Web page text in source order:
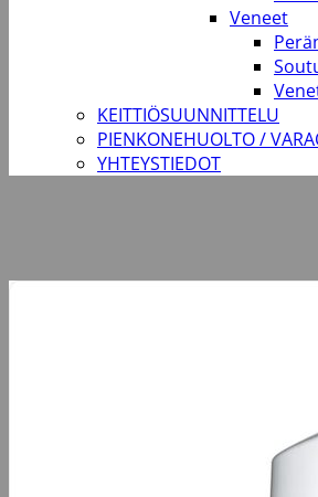
Veneet
KEITTIÖSUUNNITTELU
PIENKONEHUOLTO /
YHTEYSTIEDOT